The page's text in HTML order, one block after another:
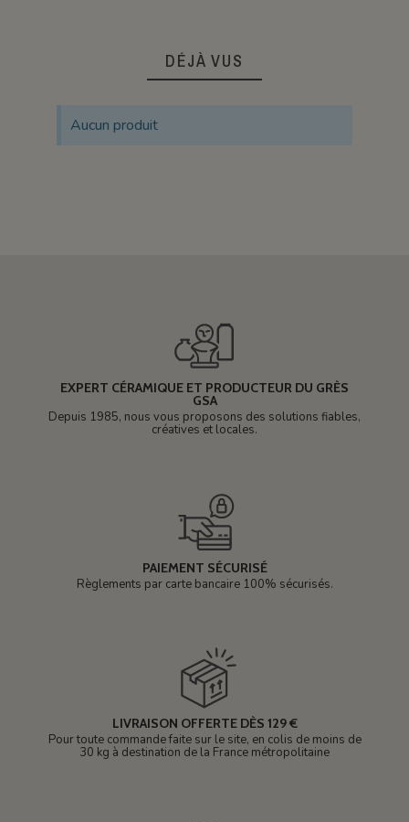
DÉJÀ VUS
Aucun produit
EXPERT CÉRAMIQUE ET PRODUCTEUR DU GRÈS
GSA
Depuis 1985, nous vous proposons des solutions fiables,
créatives et locales.
PAIEMENT SÉCURISÉ
Règlements par carte bancaire 100% sécurisés.
LIVRAISON OFFERTE DÈS 129 €
Pour toute commande faite sur le site, en colis de moins de
30 kg à destination de la France métropolitaine